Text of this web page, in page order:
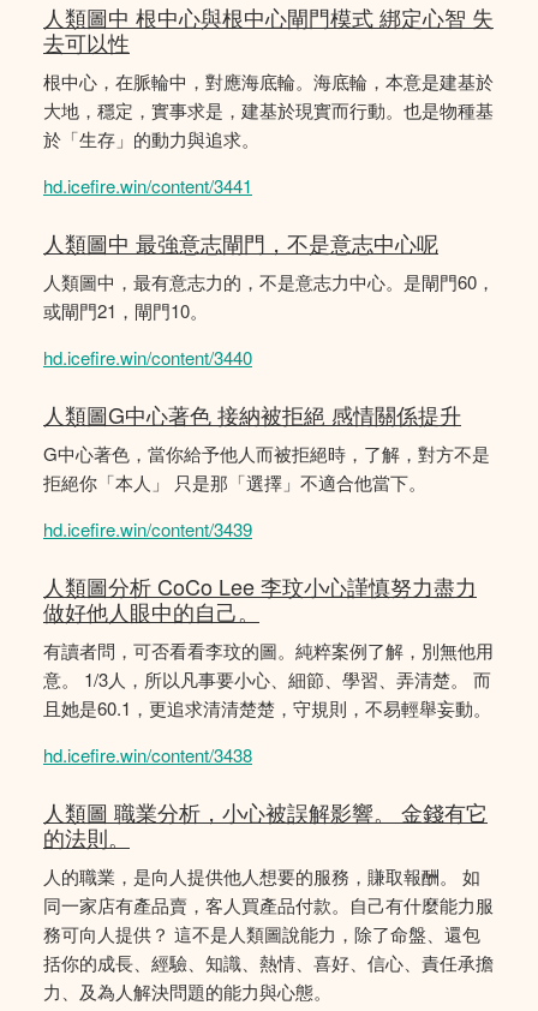
人類圖中 根中心與根中心閘門模式 綁定心智 失
去可以性
根中心，在脈輪中，對應海底輪。海底輪，本意是建基於
大地，穩定，實事求是，建基於現實而行動。也是物種基
於「生存」的動力與追求。
hd.icefire.win/content/3441
人類圖中 最強意志閘門，不是意志中心呢
人類圖中，最有意志力的，不是意志力中心。是閘門60，
或閘門21，閘門10。
hd.icefire.win/content/3440
人類圖G中心著色 接納被拒絕 感情關係提升
G中心著色，當你給予他人而被拒絕時，了解，對方不是
拒絕你「本人」 只是那「選擇」不適合他當下。
hd.icefire.win/content/3439
人類圖分析 CoCo Lee 李玟小心謹慎努力盡力
做好他人眼中的自己。
有讀者問，可否看看李玟的圖。純粹案例了解，別無他用
意。 1/3人，所以凡事要小心、細節、學習、弄清楚。 而
且她是60.1，更追求清清楚楚，守規則，不易輕舉妄動。
hd.icefire.win/content/3438
人類圖 職業分析，小心被誤解影響。 金錢有它
的法則。
人的職業，是向人提供他人想要的服務，賺取報酬。 如
同一家店有產品賣，客人買產品付款。自己有什麼能力服
務可向人提供？ 這不是人類圖說能力，除了命盤、還包
括你的成長、經驗、知識、熱情、喜好、信心、責任承擔
力、及為人解決問題的能力與心態。